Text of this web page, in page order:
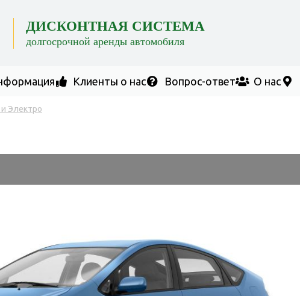
ДИСКОНТНАЯ СИСТЕМА
долгосрочной аренды автомобиля
Клиенты о нас Вопрос-ответ О нас
Электро